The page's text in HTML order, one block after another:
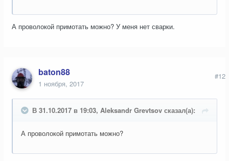
А проволокой примотать можно? У меня нет сварки.
baton88
1 ноября, 2017
#12
В 31.10.2017 в 19:03, Aleksandr Grevtsov сказал(а):
А проволокой примотать можно?